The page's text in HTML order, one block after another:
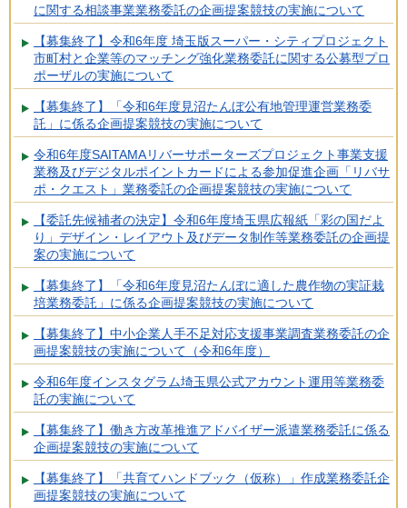
に関する相談事業業務委託の企画提案競技の実施について
【募集終了】令和6年度 埼玉版スーパー・シティプロジェクト
市町村と企業等のマッチング強化業務委託に関する公募型プロ
ポーザルの実施について
【募集終了】「令和6年度見沼たんぼ公有地管理運営業務委
託」に係る企画提案競技の実施について
令和6年度SAITAMAリバーサポーターズプロジェクト事業支援
業務及びデジタルポイントカードによる参加促進企画「リバサ
ポ・クエスト」業務委託の企画提案競技の実施について
【委託先候補者の決定】令和6年度埼玉県広報紙「彩の国だよ
り」デザイン・レイアウト及びデータ制作等業務委託の企画提
案の実施について
【募集終了】「令和6年度見沼たんぼに適した農作物の実証栽
培業務委託」に係る企画提案競技の実施について
【募集終了】中小企業人手不足対応支援事業調査業務委託の企
画提案競技の実施について（令和6年度）
令和6年度インスタグラム埼玉県公式アカウント運用等業務委
託の実施について
【募集終了】働き方改革推進アドバイザー派遣業務委託に係る
企画提案競技の実施について
【募集終了】「共育てハンドブック（仮称）」作成業務委託企
画提案競技の実施について